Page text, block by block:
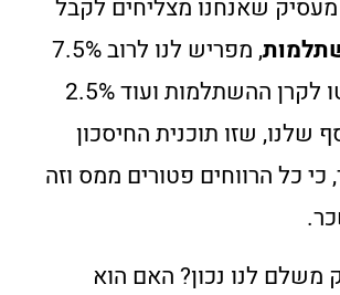
שאנחנו מצליחים לקבל
, מפריש לנו לרוב 7.5%
מהשכר ברוטו לקרן ההשתלמות ועוד 2.5%
שלנו, שזו תוכנית החיסכון
כי כל הרווחים פטורים ממס וזה
לנו נכון? האם הוא